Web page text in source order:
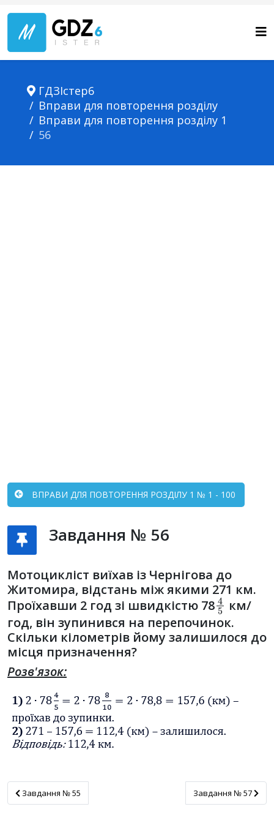
ГДЗІстер6
Вправи для повторення розділу
Вправи для повторення розділу 1
56
ВПРАВИ ДЛЯ ПОВТОРЕННЯ РОЗДІЛУ 1 № 1 - 100
Завдання № 56
Мотоцикліст виїхав із Чернігова до
Житомира, відстань між якими 271 км.
Проїхавши 2 год зі швидкістю 78
45
км/
год, він зупинився на перепочинок.
Скільки кілометрів йому залишилося до
місця призначення?
Розв'язок:
Завдання № 55
Завдання № 55 Завдання № 57
Завдання № 57